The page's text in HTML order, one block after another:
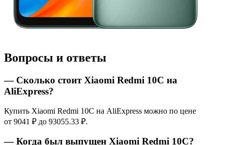
Вопросы и ответы
— Сколько стоит Xiaomi Redmi 10C на
AliExpress?
Купить Xiaomi Redmi 10C на AliExpress можно по цене
от 9041 ₽ до 93055.33 ₽.
— Когда был выпущен Xiaomi Redmi 10C?